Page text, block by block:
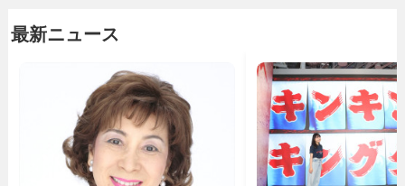
最新ニュース